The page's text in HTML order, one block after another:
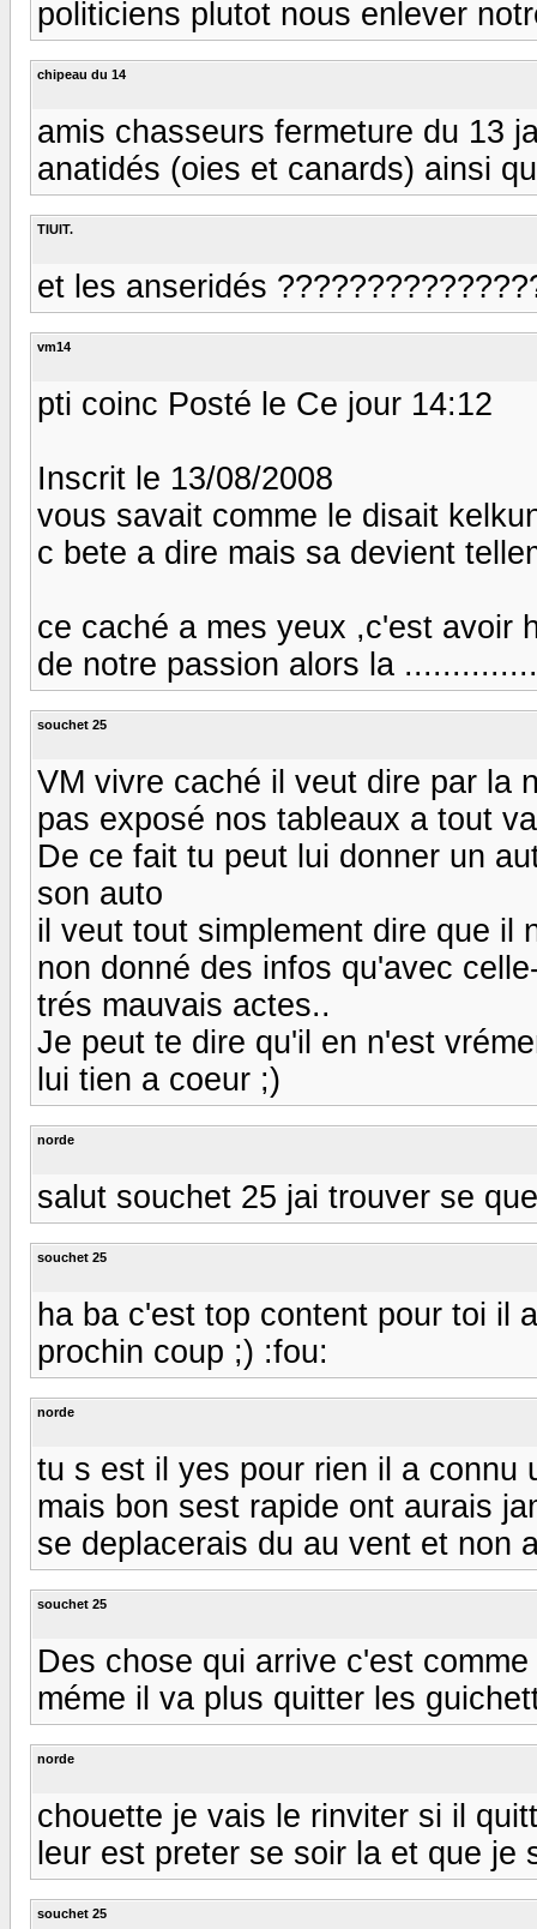
politiciens plutot nous enlever
chipeau du 14
amis chasseurs fermeture du 13
anatidés (oies et canards) ainsi
TIUIT.
et les anseridés
vm14
pti coinc Posté le Ce jour 14:12
Inscrit le 13/08/2008
vous savait comme le disait
c bete a dire mais sa devient
ce caché a mes yeux ,c'est avoir
de notre passion alors la
souchet 25
VM vivre caché il veut dire par la
pas exposé nos tableaux a tout
De ce fait tu peut lui donner un
son auto
il veut tout simplement dire que il
non donné des infos qu'avec
trés mauvais actes..
Je peut te dire qu'il en n'est
lui tien a coeur ;)
norde
salut souchet 25 jai trouver se
souchet 25
ha ba c'est top content pour toi il
prochin coup ;) :fou:
norde
tu s est il yes pour rien il a connu
mais bon sest rapide ont aurais
se deplacerais du au vent et non
souchet 25
Des chose qui arrive c'est
méme il va plus quitter les
norde
chouette je vais le rinviter si il
leur est preter se soir la et que
souchet 25